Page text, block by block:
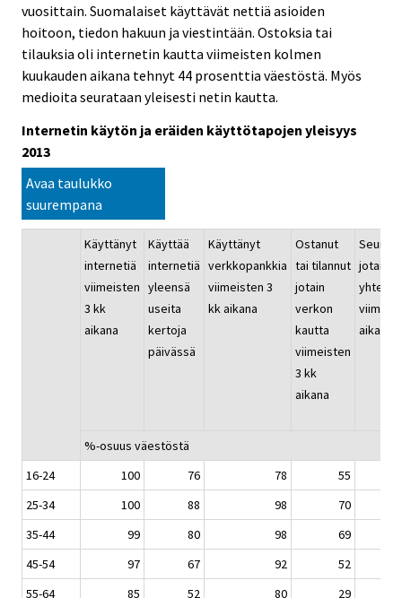
vuosittain. Suomalaiset käyttävät nettiä asioiden
hoitoon, tiedon hakuun ja viestintään. Ostoksia tai
tilauksia oli internetin kautta viimeisten kolmen
kuukauden aikana tehnyt 44 prosenttia väestöstä. Myös
medioita seurataan yleisesti netin kautta.
Internetin käytön ja eräiden käyttötapojen yleisyys
2013
Avaa taulukko
suurempana
Käyttänyt
internetiä
viimeisten
3 kk
aikana
Käyttää
internetiä
yleensä
useita
kertoja
päivässä
Käyttänyt
verkkopankkia
viimeisten 3
kk aikana
Ostanut
tai tilannut
jotain
verkon
kautta
viimeisten
3 kk
aikana
jotain
aikana
%-osuus väestöstä
16-24
100 76 78
55
25-34
100 88 98
70
35-44
99 80 98
69
45-54
97 67 92
52
55-64
85 52 80
29